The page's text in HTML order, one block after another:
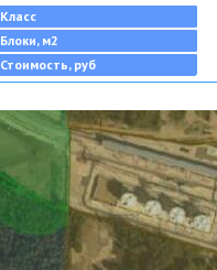
Класс
Блоки, м2
Стоимость, руб